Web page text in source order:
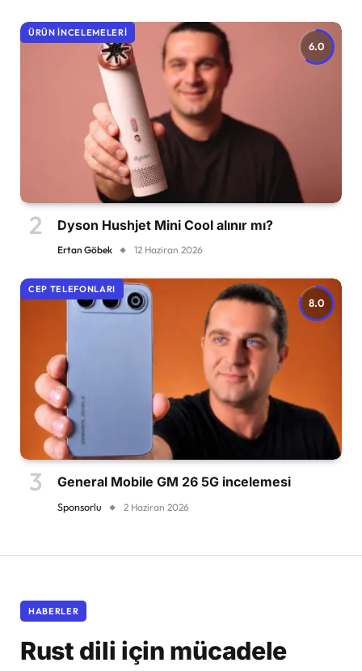
6.0
ÜRÜN İNCELEMELERI
Dyson Hushjet Mini Cool alınır mı?
Ertan Göbek 12 Haziran 2026
8.0
CEP TELEFONLARI
General Mobile GM 26 5G incelemesi
Sponsorlu 2 Haziran 2026
HABERLER
Rust dili için mücadele